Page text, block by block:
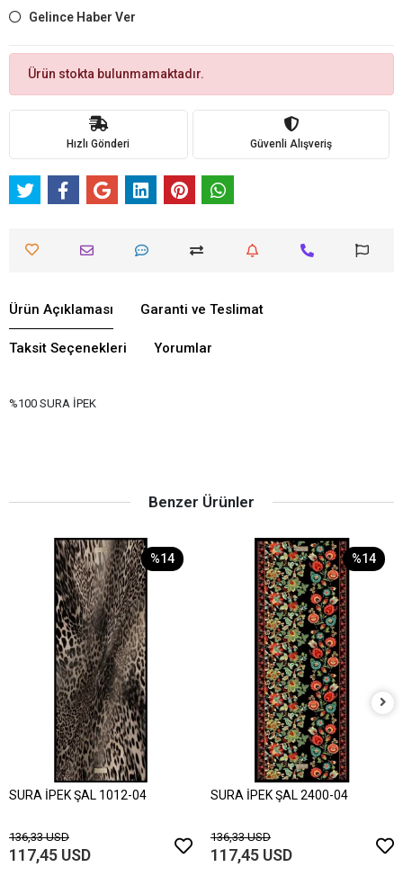
Gelince Haber Ver
Ürün stokta bulunmamaktadır.
Hızlı Gönderi Güvenli Alışveriş
Ürün Açıklaması Garanti ve Teslimat
Taksit Seçenekleri Yorumlar
%100 SURA İPEK
Benzer Ürünler
%14
SURA İPEK ŞAL 1012-04
136,33 USD
117,45 USD
%14
SURA İPEK ŞAL 2400-04
136,33 USD
117,45 USD